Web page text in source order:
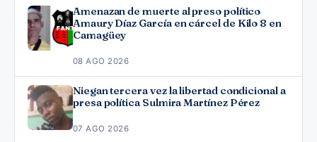
Amenazan de muerte al preso político
Amaury Díaz García en cárcel de Kilo 8 en
Camagüey
08 AGO 2026
Niegan tercera vez la libertad condicional a
presa política Sulmira Martínez Pérez
07 AGO 2026